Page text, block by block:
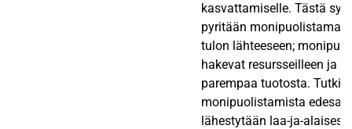
kasvattamiselle. Tästä
pyritään
tulon lähteeseen;
hakevat resursseilleen ja
parempaa tuotosta.
monipuolistamista
lähestytään laa-ja-